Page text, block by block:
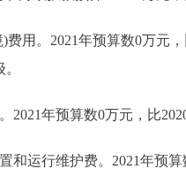
。2021年预算数0万元，
年预算数0万元，比
运行维护费。2021年预算